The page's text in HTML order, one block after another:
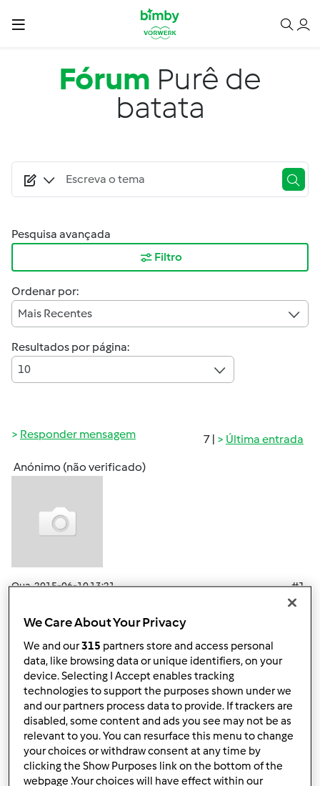
Passar para o conteúdo principal
Fórum Purê de
batata
Pesquisa avançada
Filtro
Ordenar por:
Mais Recentes
Resultados por página:
10
7 | Última entrada
Responder mensagem
Anónimo (não verificado)
Qua, 2015-06-10 13:21
#1
Olá , já é a segunda vez k faço purê de batata e saiu me
sempre liquisto! Desta segunda vez só utilizei 350g de leite
imagem que aparece no livro base ! O que estará a
acontecer ? Usei batatas vermelhas para fritar ! Outra
coisa , no final do tempo( 30 min) meti a manteiga e os
temperos e triturei 30 segundos vel 3 e ficou cheio de
bocados de batata inteira ! resolvi retirar a borboleta e
triturei mais uns segundos na vel 3 , ficou liso e
homogeneo mas líquido sem consistência ! O que me
sugerem ? Obrigado
We Care About Your Privacy
We and our315 partners store and access personal
data, like browsing data or unique identifiers, on your
device. Selecting I Accept enables tracking
technologies to support the purposes shown under we
and our partners process data to provide. If trackers are
disabled, some content and ads you see may not be as
relevant to you. You can resurface this menu to change
your choices or withdraw consent at any time by
clicking the Show Purposes link on the bottom of the
webpage .Your choices will have effect within our